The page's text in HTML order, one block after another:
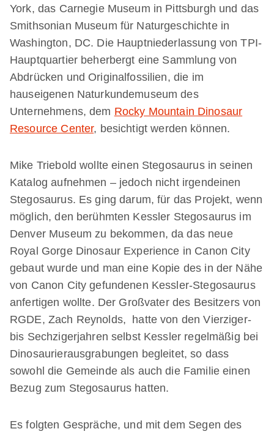
York, das Carnegie Museum in Pittsburgh und das
Smithsonian Museum für Naturgeschichte in
Washington, DC. Die Hauptniederlassung von TPI-
Hauptquartier beherbergt eine Sammlung von
Abdrücken und Originalfossilien, die im
hauseigenen Naturkundemuseum des
Unternehmens, dem Rocky Mountain Dinosaur
Resource Center, besichtigt werden können.
Mike Triebold wollte einen Stegosaurus in seinen
Katalog aufnehmen – jedoch nicht irgendeinen
Stegosaurus. Es ging darum, für das Projekt, wenn
möglich, den berühmten Kessler Stegosaurus im
Denver Museum zu bekommen, da das neue
Royal Gorge Dinosaur Experience in Canon City
gebaut wurde und man eine Kopie des in der Nähe
von Canon City gefundenen Kessler-Stegosaurus
anfertigen wollte. Der Großvater des Besitzers von
RGDE, Zach Reynolds, hatte von den Vierziger-
bis Sechzigerjahren selbst Kessler regelmäßig bei
Dinosaurierausgrabungen begleitet, so dass
sowohl die Gemeinde als auch die Familie einen
Bezug zum Stegosaurus hatten.
Es folgten Gespräche, und mit dem Segen des